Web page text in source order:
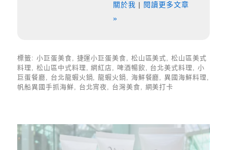
關於我 | 閱讀更多文章
»
標籤:小巨蛋美食 捷運小巨蛋美食 松山區美式 ,松山區美式
料理
,松山區中式料理 ,網紅店 啤酒暢飲 台北美式料理
小
巨蛋餐廳
台北龍蝦火鍋 ,龍蝦火鍋 海鮮餐廳 ,異國海鮮料理
帆船異國手抓海鮮
台北宵夜 台灣美食 網美打卡
上 / 下一篇文章